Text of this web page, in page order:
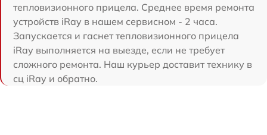
тепловизионного прицела. Среднее время ремонта
устройств iRay в нашем сервисном - 2 часа.
Запускается и гаснет тепловизионного прицела
iRay выполняется на выезде, если не требует
сложного ремонта. Наш курьер доставит технику в
сц iRay и обратно.